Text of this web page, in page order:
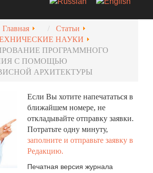
Главная
Статьи
НАУКИ
ПРОГРАММНОГО
С ПОМОЩЬЮ
АРХИТЕКТУРЫ
Если Вы хотите напечататься в
ближайшем номере, не
откладывайте отправку заявки.
Потратьте одну минуту,
заполните и отправьте заявку в
Редакцию.
Печатная версия журнала